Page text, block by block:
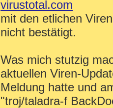
virustotal.com
mit den etlichen
nicht bestätigt.
Was mich stutzig
aktuellen Viren-
Meldung hatte und
"troj/taladra-f